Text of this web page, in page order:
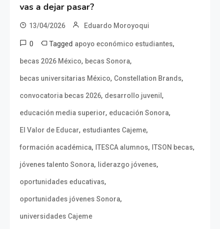
vas a dejar pasar?
13/04/2026 Eduardo Moroyoqui
0 Tagged apoyo económico estudiantes,
becas 2026 México, becas Sonora,
becas universitarias México, Constellation Brands,
convocatoria becas 2026, desarrollo juvenil ,
educación media superior, educación Sonora,
El Valor de Educar, estudiantes Cajeme,
formación académica, ITESCA alumnos, ITSON becas,
jóvenes talento Sonora, liderazgo jóvenes,
oportunidades educativas,
oportunidades jóvenes Sonora,
universidades Cajeme